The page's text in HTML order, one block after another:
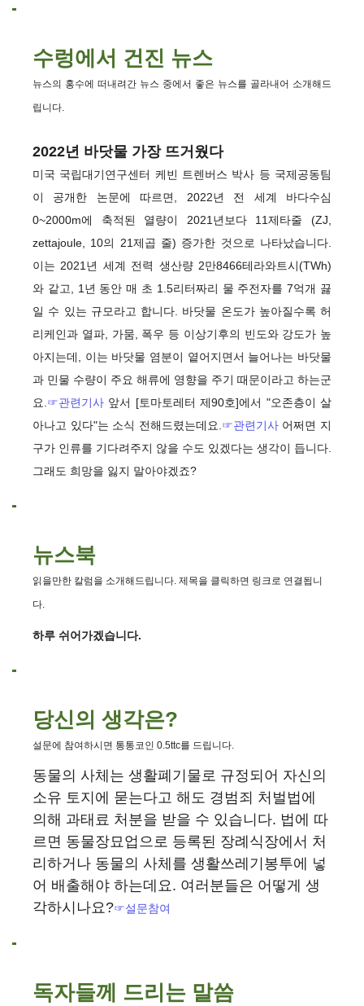
수렁에서 건진 뉴스
뉴스의 홍수에 떠내려간 뉴스 중에서 좋은 뉴스를 골라내어 소개해드
립니다.
2022년 바닷물 가장 뜨거웠다
미국 국립대기연구센터 케빈 트렌버스 박사 등 국제공동팀
이 공개한 논문에 따르면, 2022년 전 세계 바다수심
0~2000m에 축적된 열량이 2021년보다 11제타줄 (ZJ,
zettajoule, 10의 21제곱 줄) 증가한 것으로 나타났습니다.
이는 2021년 세계 전력 생산량 2만8466테라와트시(TWh)
와 같고, 1년 동안 매 초 1.5리터짜리 물 주전자를 7억개 끓
일 수 있는 규모라고 합니다. 바닷물 온도가 높아질수록 허
리케인과 열파, 가뭄, 폭우 등 이상기후의 빈도와 강도가 높
아지는데, 이는 바닷물 염분이 옅어지면서 늘어나는 바닷물
과 민물 수량이 주요 해류에 영향을 주기 때문이라고 하는군
요. ☞관련기사 앞서 [토마토레터 제90호]에서 "오존층이 살
아나고 있다"는 소식 전해드렸는데요. ☞관련기사어쩌면 지
구가 인류를 기다려주지 않을 수도 있겠다는 생각이 듭니다.
그래도 희망을 잃지 말아야겠죠?
뉴스북
읽을만한 칼럼을 소개해드립니다. 제목을 클릭하면 링크로 연결됩니
다.
하루 쉬어가겠습니다.
당신의 생각은?
설문에 참여하시면 통통코인 0.5ttc를 드립니다.
동물의 사체는 생활폐기물로 규정되어 자신의
소유 토지에 묻는다고 해도 경범죄 처벌법에
의해 과태료 처분을 받을 수 있습니다. 법에 따
르면 동물장묘업으로 등록된 장례식장에서 처
리하거나 동물의 사체를 생활쓰레기봉투에 넣
어 배출해야 하는데요. 여러분들은 어떻게 생
각하시나요?☞설문참여
독자들께 드리는 말씀